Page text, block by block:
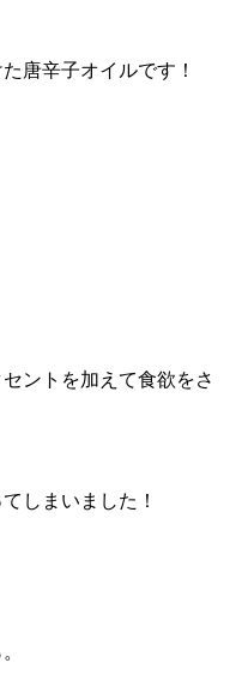
唐辛子オイルです！
ントを加えて食欲をさ
しまいました！